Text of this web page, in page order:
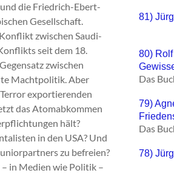
die Friedrich-Ebert-
Gesellschaft.
zwischen Saudi-
seit dem 18.
zwischen
Machtpolitik. Aber
exportierenden
das Atomabkommen
hält?
in den USA? Und
zu befreien?
in Medien wie Politik –
81)
80)
Das
79)
Das
78)